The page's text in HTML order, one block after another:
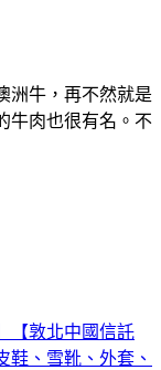
洲牛，再不然就是
牛肉也很有名。不
【敦北中國信託
鞋、雪靴、外套、